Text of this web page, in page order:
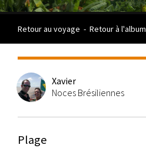
Retour au voyage - Retour à l'album
Xavier
Noces Brésiliennes
Plage